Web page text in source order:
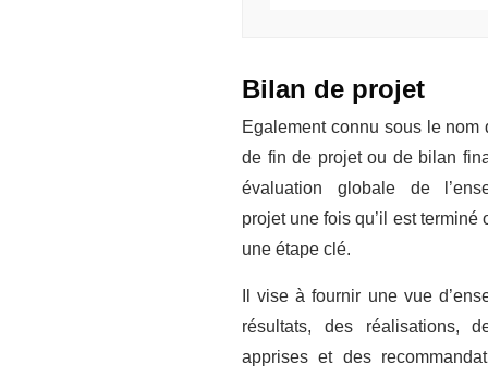
Bilan de projet
Egalement connu sous le nom
de fin de projet ou de bilan
évaluation globale de
projet une fois qu’il est terminé
une étape clé.
Il vise à fournir une vue
résultats, des réalisations,
apprises et des